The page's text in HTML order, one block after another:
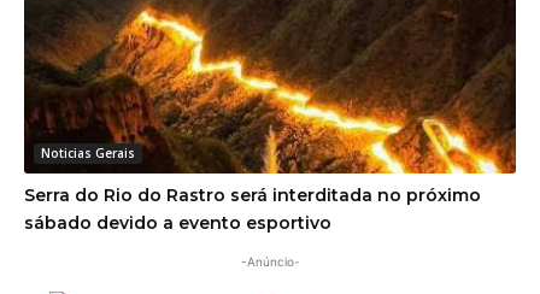
Noticias Gerais
Serra do Rio do Rastro será interditada no próximo
sábado devido a evento esportivo
-Anúncio-